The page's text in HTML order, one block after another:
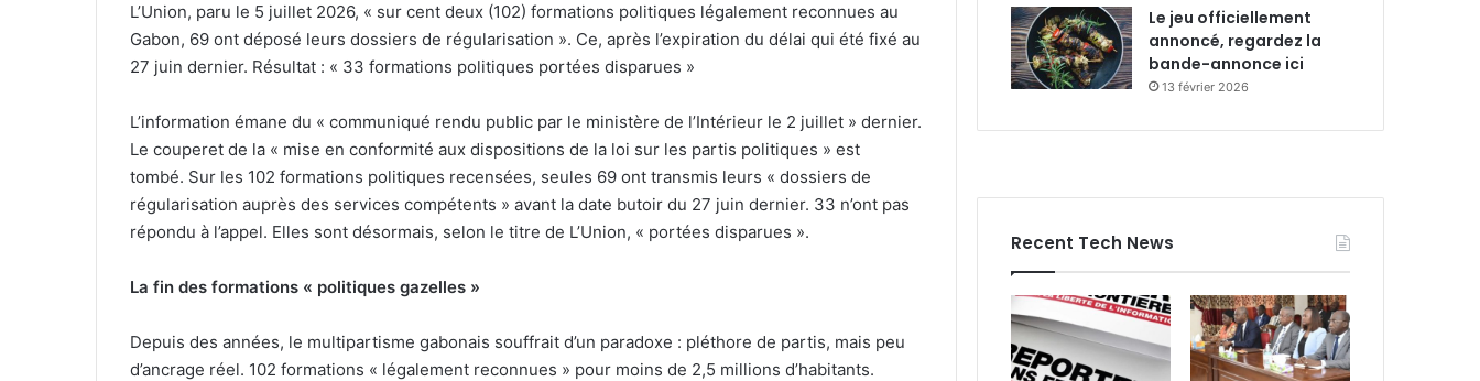
L’Union, paru le 5 juillet 2026, « sur cent deux (102) formations politiques légalement reconnues au
Gabon, 69 ont déposé leurs dossiers de régularisation ». Ce, après l’expiration du délai qui été fixé au
27 juin dernier. Résultat : « 33 formations politiques portées disparues »
L’information émane du « communiqué rendu public par le ministère de l’Intérieur le 2 juillet » dernier.
Le couperet de la « mise en conformité aux dispositions de la loi sur les partis politiques » est
tombé. Sur les 102 formations politiques recensées, seules 69 ont transmis leurs « dossiers de
régularisation auprès des services compétents » avant la date butoir du 27 juin dernier. 33 n’ont pas
répondu à l’appel. Elles sont désormais, selon le titre de L’Union, « portées disparues ».
La fin des formations « politiques gazelles »
Depuis des années, le multipartisme gabonais souffrait d’un paradoxe : pléthore de partis, mais peu
d’ancrage réel. 102 formations « légalement reconnues » pour moins de 2,5 millions d’habitants.
Le jeu officiellement
annoncé, regardez la
bande-annonce ici
13 février 2026
Recent Tech News